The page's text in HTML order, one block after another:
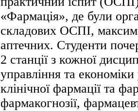
«Фармація», де були
складових ОСПІ,
аптечних. Студенти
2 станції з кожної
управління та економіки
клінічної фармації та
фармакогнозії,